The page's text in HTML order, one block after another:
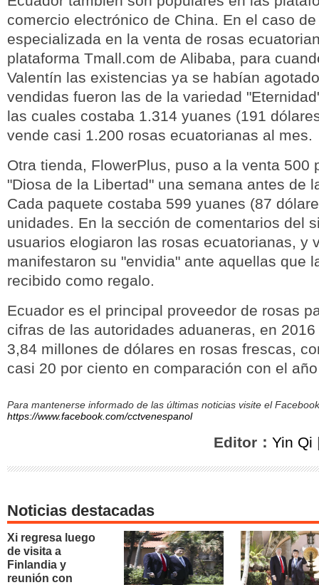
comercio electrónico de China. En el caso
especializada en la venta de rosas
plataforma Tmall.com de Alibaba, para
Valentín las existencias ya se habían
vendidas fueron las de la variedad
las cuales costaba 1.314 yuanes (191
vende casi 1.200 rosas ecuatorianas al mes.
Otra tienda, FlowerPlus, puso a la venta 500
"Diosa de la Libertad" una semana antes de
Cada paquete costaba 599 yuanes (87
unidades. En la sección de comentarios del
usuarios elogiaron las rosas ecuatorianas, y
manifestaron su "envidia" ante aquellas que
recibido como regalo.
Ecuador es el principal proveedor de rosas
cifras de las autoridades aduaneras, en
3,84 millones de dólares en rosas frescas,
casi 20 por ciento en comparación con el
Para mantenerse informado de las últimas noticias visite el
https://www.facebook.com/cctvenespanol
Editor： Yin Qi
Noticias destacadas
Xi regresa luego
de visita a
Finlandia y
reunión con